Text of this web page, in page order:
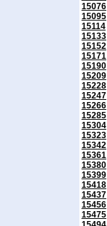
15076
15095
15114
15133
15152
15171
15190
15209
15228
15247
15266
15285
15304
15323
15342
15361
15380
15399
15418
15437
15456
15475